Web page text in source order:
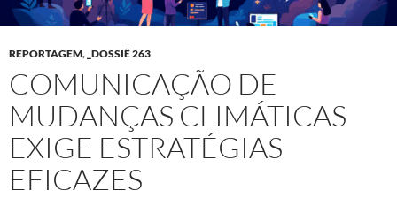
REPORTAGEM, _DOSSIÊ 263
COMUNICAÇÃO DE
MUDANÇAS CLIMÁTICAS
EXIGE ESTRATÉGIAS
EFICAZES